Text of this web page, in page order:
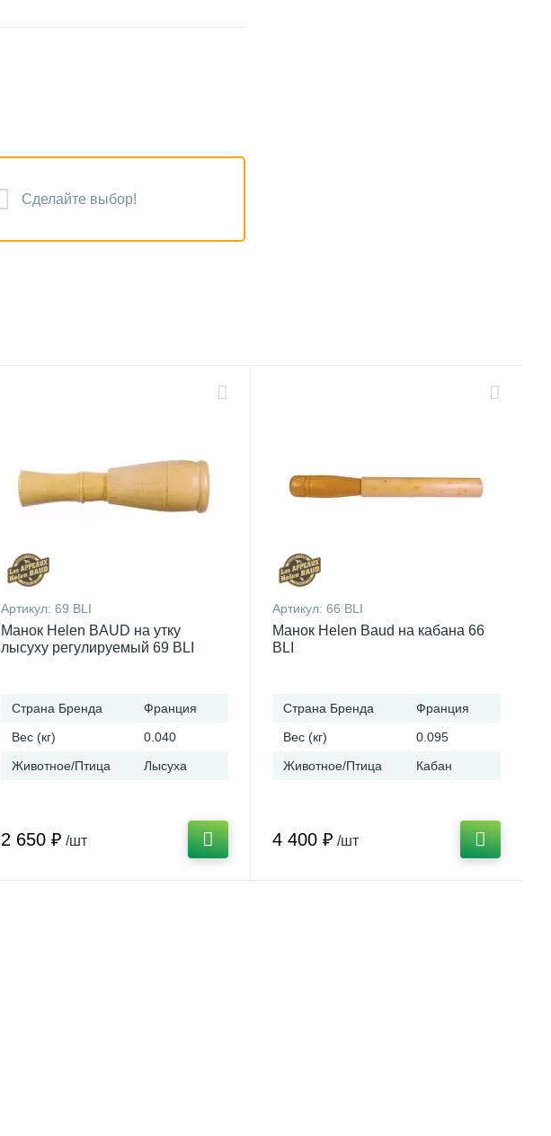
Сделайте выбор!
Артикул: 69 BLI
Манок Helen BAUD на утку
лысуху регулируемый 69 BLI
Страна Бренда
Франция
Вес (кг)
0.040
Животное/Птица
Лысуха
2 650 ₽ /шт
Артикул: 66 BLI
Манок Helen Baud на кабана 66
BLI
Страна Бренда
Франция
Вес (кг)
0.095
Животное/Птица
Кабан
4 400 ₽ /шт